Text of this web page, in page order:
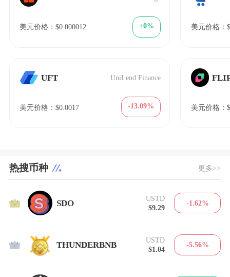
美元价格：$0.000012 +0%
UFT UniLend Finance
美元价格：$0.0017 -13.09%
美元价格：
美元价格：
热搜币种 更多>>
1 SDO
USTD
$9.29
-1.62%
2 THUNDERBNB
USTD
$1.04
-5.56%